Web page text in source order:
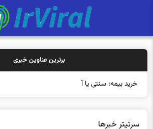
برترین عناوین خبری
خرید بیمه: سنتی یا آنلاین؟ کدامیک تجربه به
سرتیتر خبرها